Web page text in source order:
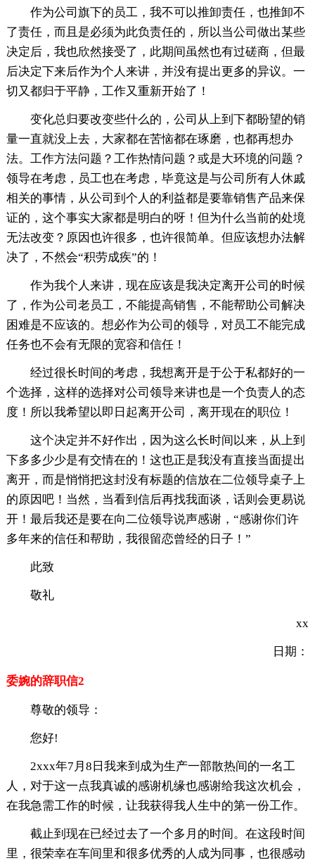
作为公司旗下的员工，我不可以推卸责任，也推卸不
了责任，而且是必须为此负责任的，所以当公司做出某些
决定后，我也欣然接受了，此期间虽然也有过磋商，但最
后决定下来后作为个人来讲，并没有提出更多的异议。一
切又都归于平静，工作又重新开始了！
变化总归要改变些什么的，公司从上到下都盼望的销
量一直就没上去，大家都在苦恼都在琢磨，也都再想办
法。工作方法问题？工作热情问题？或是大环境的问题？
领导在考虑，员工也在考虑，毕竟这是与公司所有人休戚
相关的事情，从公司到个人的利益都是要靠销售产品来保
证的，这个事实大家都是明白的呀！但为什么当前的处境
无法改变？原因也许很多，也许很简单。但应该想办法解
决了，不然会“积劳成疾”的！
作为我个人来讲，现在应该是我决定离开公司的时候
了，作为公司老员工，不能提高销售，不能帮助公司解决
困难是不应该的。想必作为公司的领导，对员工不能完成
任务也不会有无限的宽容和信任！
经过很长时间的考虑，我想离开是于公于私都好的一
个选择，这样的选择对公司领导来讲也是一个负责人的态
度！所以我希望以即日起离开公司，离开现在的职位！
这个决定并不好作出，因为这么长时间以来，从上到
下多多少少是有交情在的！这也正是我没有直接当面提出
离开，而是悄悄把这封没有标题的信放在二位领导桌子上
的原因吧！当然，当看到信后再找我面谈，话则会更易说
开！最后我还是要在向二位领导说声感谢，“感谢你们许
多年来的信任和帮助，我很留恋曾经的日子！”
此致
敬礼
xx
日期：
委婉的辞职信2
尊敬的领导：
您好!
2xxx年7月8日我来到成为生产一部散热间的一名工
人，对于这一点我真诚的感谢机缘也感谢给我这次机会，
在我急需工作的时候，让我获得我人生中的第一份工作。
截止到现在已经过去了一个多月的时间。在这段时间
里，很荣幸在车间里和很多优秀的人成为同事，也很感动